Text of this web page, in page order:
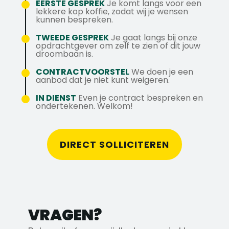
Verantwoordelijk voor de financiën en
voortgang van de projecten.
Spreekt deze functie je aan? Solliciteer
dan direct of neem contact op met Daniël
op 010-410 3536 of mail naar
daniel@axstechniek.nl
EERSTE GESPREKJe komt langs voor een
lekkere kop koffie, zodat wij je wensen
kunnen bespreken.
TWEEDE GESPREKJe gaat langs bij onze
opdrachtgever om zelf te zien of dit jouw
droombaan is.
CONTRACTVOORSTELWe doen je een
aanbod dat je niet kunt weigeren.
IN DIENST Even je contract bespreken en
ondertekenen. Welkom!
DIRECT SOLLICITEREN
VRAGEN?